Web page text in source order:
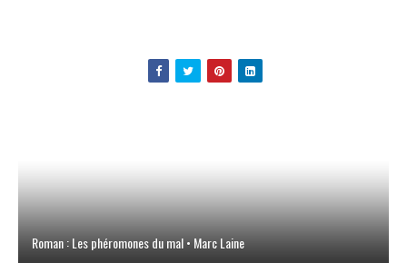
Roman : Les phéromones du mal • Marc Laine